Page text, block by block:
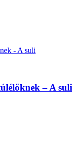
– A suli